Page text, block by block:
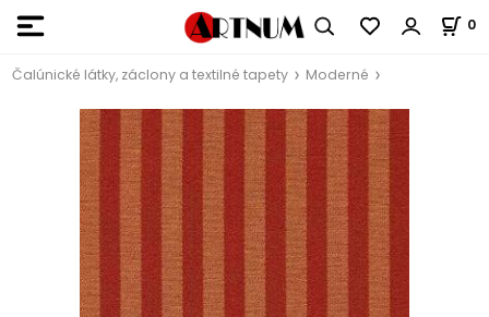
0
Čalúnické látky, záclony a textilné tapety Moderné